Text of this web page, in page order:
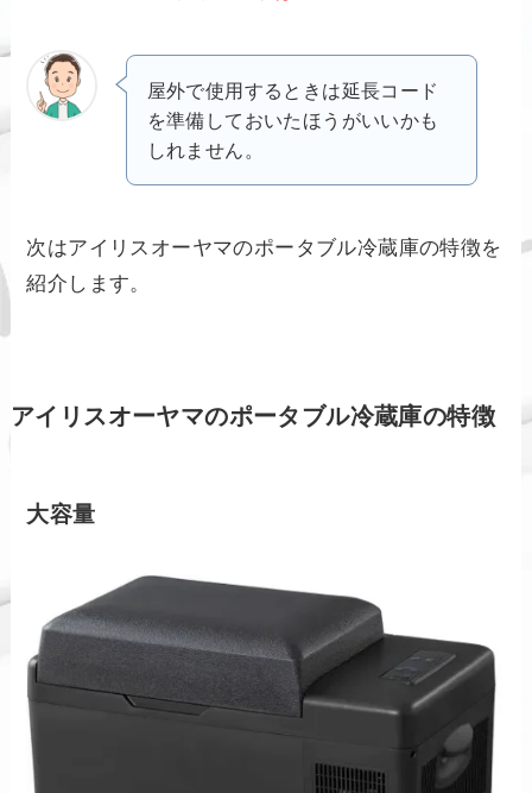
屋外で使用するときは延長コード
を準備しておいたほうがいいかも
しれません。
次はアイリスオーヤマのポータブル冷蔵庫の特徴を
紹介します。
アイリスオーヤマのポータブル冷蔵庫の特徴
大容量